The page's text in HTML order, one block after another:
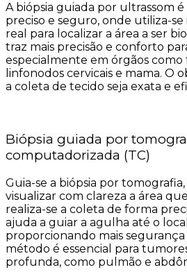
A biópsia guiada por ultrassom
preciso e seguro, onde utiliza-
real para localizar a área a ser
traz mais precisão e conforto
especialmente em órgãos como
linfonodos cervicais e mama. O
a coleta de tecido seja exata e
Biópsia guiada por
computadorizada (TC)
Guia-se a biópsia por
visualizar com clareza a área
realiza-se a coleta de forma
ajuda a guiar a agulha até o
proporcionando mais segurança
método é essencial para
profunda, como pulmão e